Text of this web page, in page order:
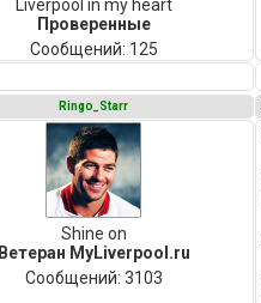
Liverpool in my heart
Проверенные
Сообщений: 125
Ringo_Starr
Shine on
Ветеран MyLiverpool.ru
Сообщений: 3103